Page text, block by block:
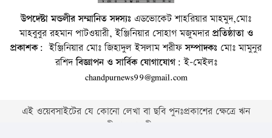
উপদেষ্টা মন্ডলীর সম্মানিত সদস্যঃ এডভোকেট শাহরিয়ার মাহমুদ,মোঃ
মাহবুবুর রহমান পাটওয়ারী, ইঞ্জিনিয়ার সোহাগ মজুমদারপ্রতিষ্ঠাতা ও
প্রকাশক: ইঞ্জিনিয়ার মোঃ জিহাদুল ইসলাম শরীফসম্পাদকঃ মোঃ মামুনুর
রশিদবিজ্ঞাপন ও সার্বিক যোগাযোগ: ই-মেইলঃ
chandpurnews99@gmail.com
এই ওয়েবসাইটের যে কোনো লেখা বা ছবি পুনঃপ্রকাশের ক্ষেত্রে ঋন
স্বীকার বাঞ্চনীয় ।